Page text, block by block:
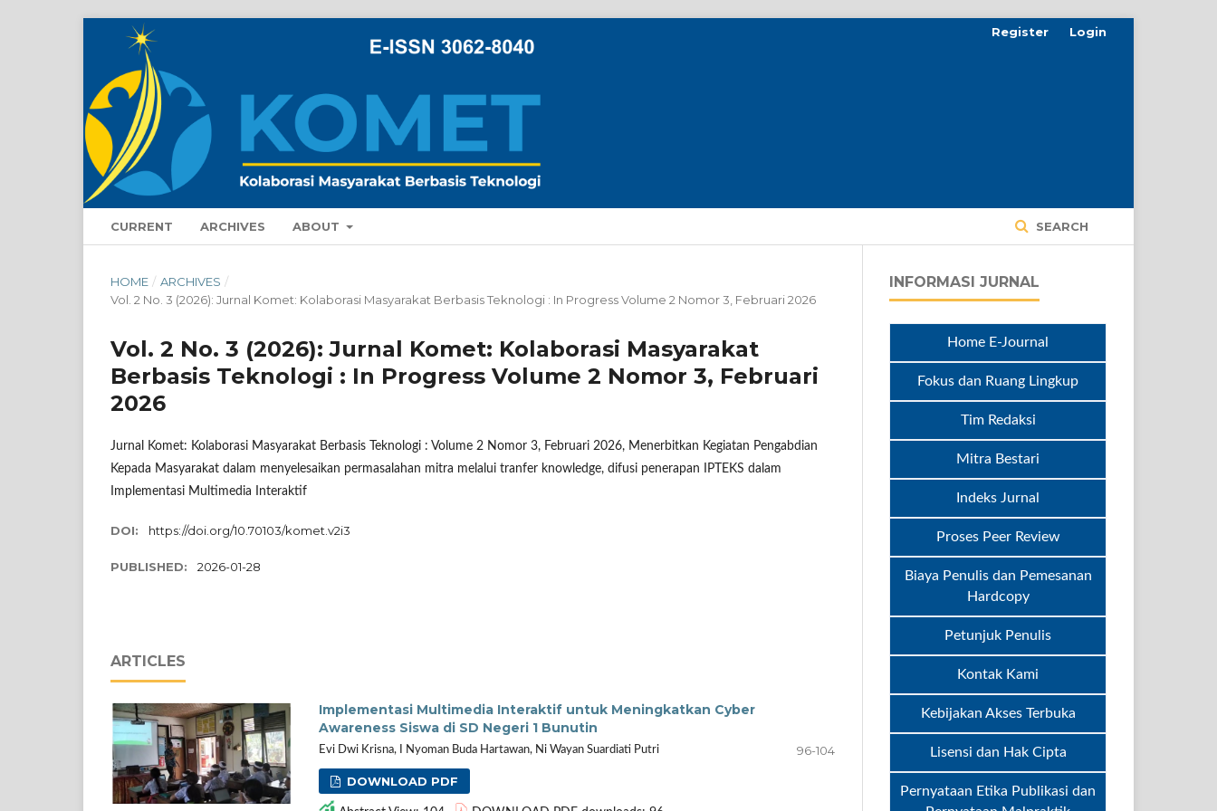
CURRENT ARCHIVES ABOUT SEARCH
Register Login
HOME / ARCHIVES /
Vol. 2 No. 3 (2026): Jurnal Komet: Kolaborasi Masyarakat Berbasis Teknologi : In Progress Volume 2 Nomor 3, Februari 2026
Vol. 2 No. 3 (2026): Jurnal Komet: Kolaborasi Masyarakat
Berbasis Teknologi : In Progress Volume 2 Nomor 3, Februari
2026
Jurnal Komet: Kolaborasi Masyarakat Berbasis Teknologi : Volume 2 Nomor 3, Februari 2026, Menerbitkan Kegiatan Pengabdian
Kepada Masyarakat dalam menyelesaikan permasalahan mitra melalui tranfer knowledge, difusi penerapan IPTEKS dalam
Implementasi Multimedia Interaktif
DOI: https://doi.org/10.70103/komet.v2i3
PUBLISHED: 2026-01-28
ARTICLES
Implementasi Multimedia Interaktif untuk Meningkatkan Cyber
Awareness Siswa di SD Negeri 1 Bunutin
Evi Dwi Krisna, I Nyoman Buda Hartawan, Ni Wayan Suardiati Putri 96-104
DOWNLOAD PDF
INFORMASI JURNAL
Home E-Journal
Fokus dan Ruang Lingkup
Tim Redaksi
Mitra Bestari
Indeks Jurnal
Proses Peer Review
Biaya Penulis dan Pemesanan
Hardcopy
Petunjuk Penulis
Kontak Kami
Kebijakan Akses Terbuka
Lisensi dan Hak Cipta
Pernyataan Etika Publikasi dan